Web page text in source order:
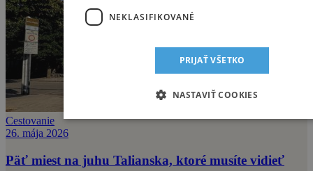
Cestovanie
26. mája 2026
Päť miest na juhu Talianska, ktoré musíte vidieť
NEKLASIFIKOVANÉ
PRIJAŤ VŠETKO
NASTAVIŤ COOKIES